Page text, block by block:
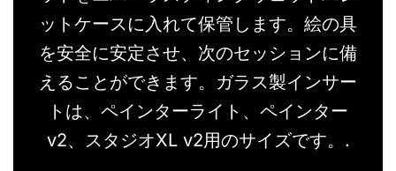
ットケースに入れて保管します。絵の具
を安全に安定させ、次のセッションに備
えることができます。ガラス製インサー
トは、ペインターライト、ペインター
v2、スタジオXL v2用のサイズです。.